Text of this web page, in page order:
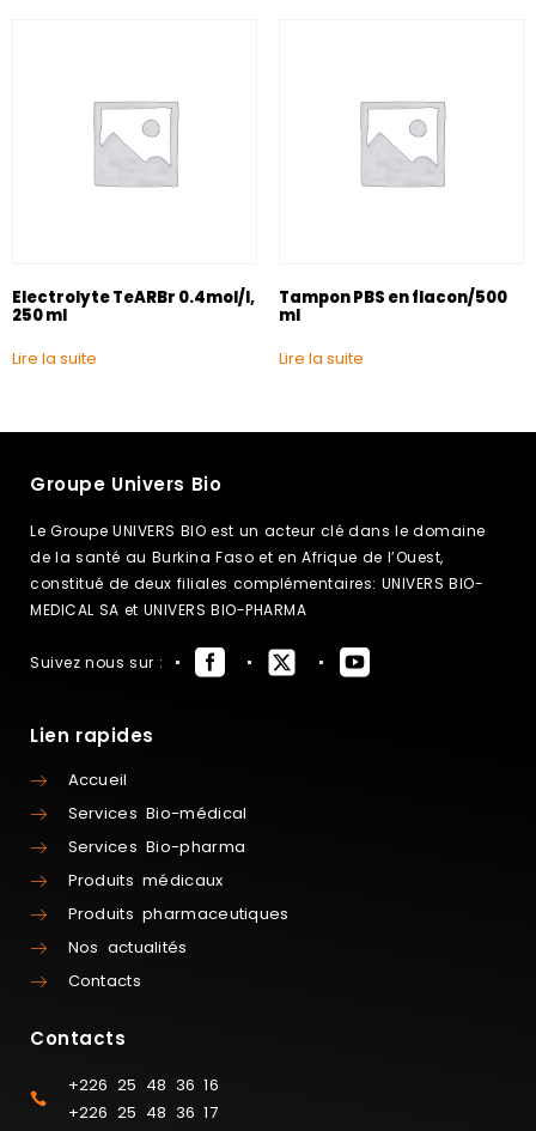
Electrolyte TeARBr 0.4mol/I,
250 ml
Lire la suite
Tampon PBS en flacon/500
ml
Lire la suite
Groupe Univers Bio
Le Groupe UNIVERS BIO est un acteur clé dans le domaine
de la santé au Burkina Faso et en Afrique de l’Ouest,
constitué de deux filiales complémentaires: UNIVERS BIO-
MEDICAL SA et UNIVERS BIO-PHARMA
Suivez nous sur :
Lien rapides
Accueil
Services Bio-médical
Services Bio-pharma
Produits médicaux
Produits pharmaceutiques
Nos actualités
Contacts
Contacts
+226 25 48 36 16
+226 25 48 36 17